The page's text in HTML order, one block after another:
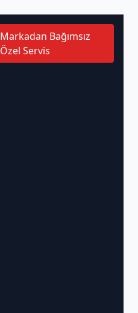
Markadan Bağımsız
Özel Servis